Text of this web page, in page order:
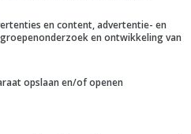
en content, advertentie- en
en ontwikkeling van
opslaan en/of openen